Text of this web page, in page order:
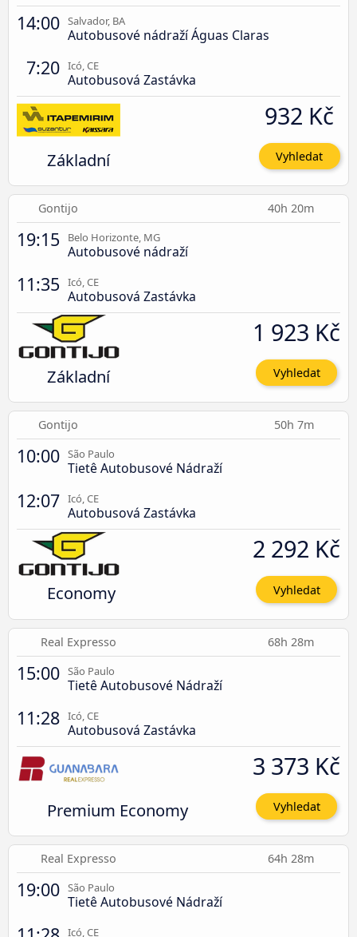
14:00 Salvador, BA
Autobusové nádraží Águas Claras
7:20 Icó, CE
Autobusová Zastávka
Základní
932 Kč
Vyhledat
Gontijo 40h 20m
19:15 Belo Horizonte, MG
Autobusové nádraží
11:35 Icó, CE
Autobusová Zastávka
Základní
1 923 Kč
Vyhledat
Gontijo 50h 7m
10:00 São Paulo
Tietê Autobusové Nádraží
12:07 Icó, CE
Autobusová Zastávka
Economy
2 292 Kč
Vyhledat
Real Expresso 68h 28m
15:00 São Paulo
Tietê Autobusové Nádraží
11:28 Icó, CE
Autobusová Zastávka
Premium Economy
3 373 Kč
Vyhledat
Real Expresso 64h 28m
19:00 São Paulo
Tietê Autobusové Nádraží
Icó, CE